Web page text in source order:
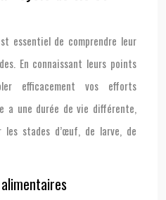
essentiel de comprendre leur
En connaissant leurs points
efficacement vos efforts
a une durée de vie différente,
stades d’œuf, de larve, de